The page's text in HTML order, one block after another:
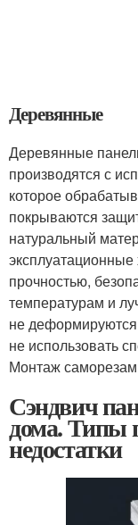
Деревянные
Деревянные
производятся с
которое
покрываются
натуральный
эксплуатационные
прочностью,
температурам и
не
не использовать
Монтаж
Сэндвич
дома. Типы
недостатки